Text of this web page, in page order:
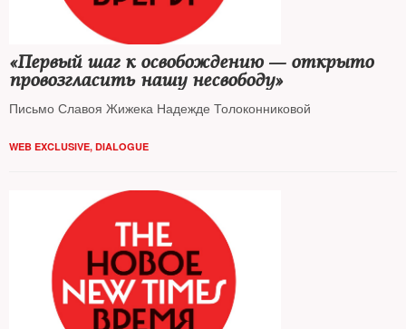
«Первый шаг к освобождению — открыто
провозгласить нашу несвободу»
Письмо Славоя Жижека Надежде Толоконниковой
WEB EXCLUSIVE, DIALOGUE